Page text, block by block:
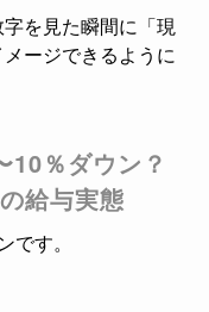
を見た瞬間に「現
ージできるように
10％ダウン？
給与実態
す。